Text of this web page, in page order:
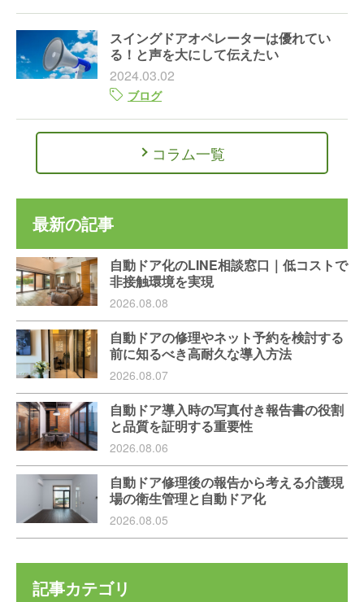
スイングドアオペレーターは優れてい
る！と声を大にして伝えたい
2024.03.02
ブログ
コラム一覧
最新の記事
自動ドア化のLINE相談窓口｜低コストで
非接触環境を実現
2026.08.08
自動ドアの修理やネット予約を検討する
前に知るべき高耐久な導入方法
2026.08.07
自動ドア導入時の写真付き報告書の役割
と品質を証明する重要性
2026.08.06
自動ドア修理後の報告から考える介護現
場の衛生管理と自動ドア化
2026.08.05
記事カテゴリ